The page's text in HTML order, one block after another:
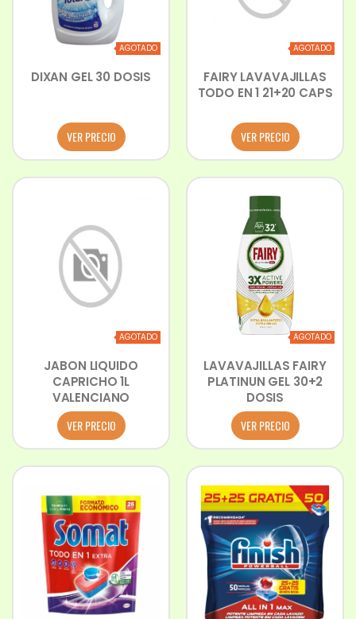
AGOTADO
DIXAN GEL 30 DOSIS
VER PRECIO
AGOTADO
FAIRY LAVAVAJILLAS
TODO EN 1 21+20 CAPS
VER PRECIO
AGOTADO
JABON LIQUIDO
CAPRICHO 1L
VALENCIANO
VER PRECIO
AGOTADO
LAVAVAJILLAS FAIRY
PLATINUN GEL 30+2
DOSIS
VER PRECIO